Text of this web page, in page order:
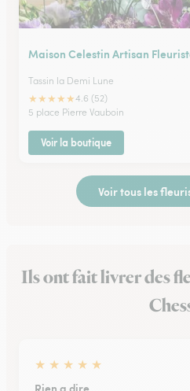
Maison Celestin Artisan
Tassin la Demi Lune
★★★★★4.6 (52)
5 place Pierre Vauboin
Voir la boutique
Voir tous les
Ils ont fait livrer des
★ ★ ★ ★ ★
Rien a dire